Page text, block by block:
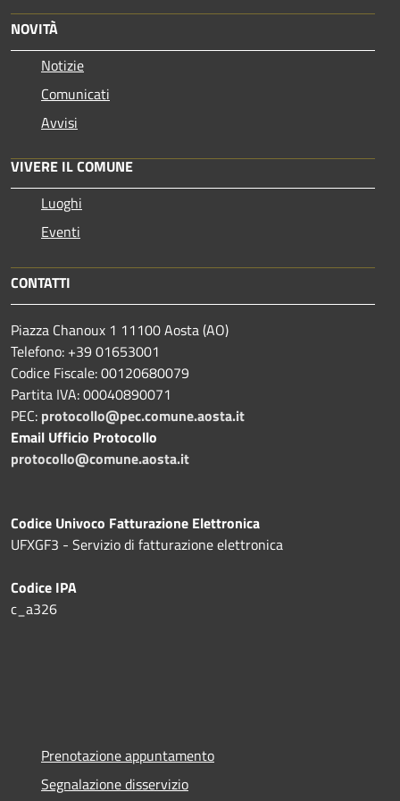
NOVITÀ
Notizie
Comunicati
Avvisi
VIVERE IL COMUNE
Luoghi
Eventi
CONTATTI
Piazza Chanoux 1 11100 Aosta (AO)
Telefono: +39 01653001
Codice Fiscale: 00120680079
Partita IVA: 00040890071
PEC: protocollo@pec.comune.aosta.it
Email Ufficio Protocollo
protocollo@comune.aosta.it
Codice Univoco Fatturazione Elettronica
UFXGF3 - Servizio di fatturazione elettronica
Codice IPA
c_a326
Prenotazione appuntamento
Segnalazione disservizio